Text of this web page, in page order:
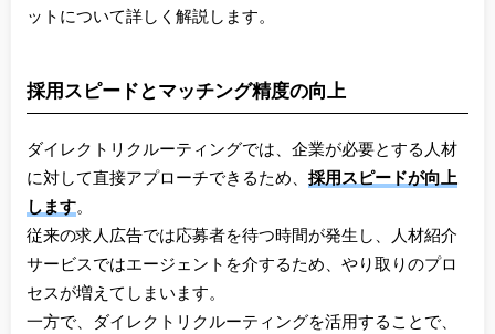
ットについて詳しく解説します。
採用スピードとマッチング精度の向上
ダイレクトリクルーティングでは、企業が必要とする人材
に対して直接アプローチできるため、 採用スピードが向上
します。
従来の求人広告では応募者を待つ時間が発生し、人材紹介
サービスではエージェントを介するため、やり取りのプロ
セスが増えてしまいます。
一方で、ダイレクトリクルーティングを活用することで、